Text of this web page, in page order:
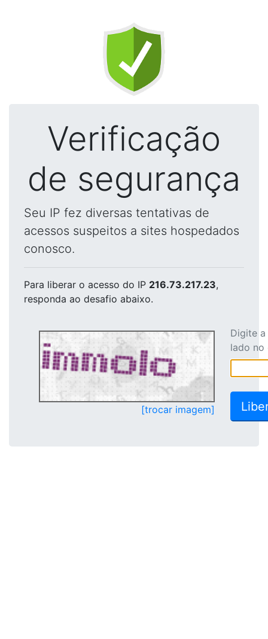
Verificação
de segurança
Seu IP fez diversas tentativas de
acessos suspeitos a sites hospedados
conosco.
Para liberar o acesso do IP 216.73.217.23,
responda ao desafio abaixo.
[trocar imagem]
Digite
lado no